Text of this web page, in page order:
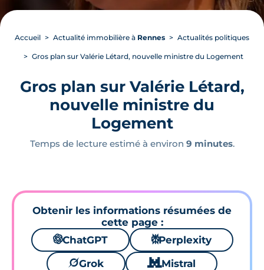
Accueil Actualité immobilière à Rennes Actualités politiques
Gros plan sur Valérie Létard, nouvelle ministre du Logement
Gros plan sur Valérie Létard,
nouvelle ministre du
Logement
Temps de lecture estimé à environ 9 minutes.
Obtenir les informations résumées de
cette page :
🌌ChatGPT ⚙Perplexity
🪐Grok 🐱 Mistral